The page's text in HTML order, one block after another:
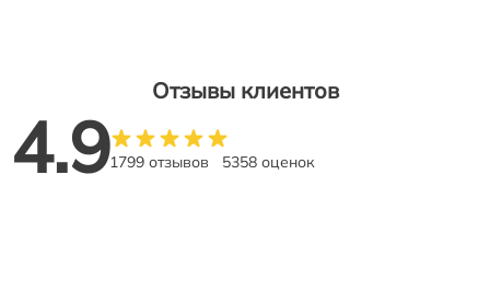
Отзывы клиентов
4.91799 отзывов 5358 оценок